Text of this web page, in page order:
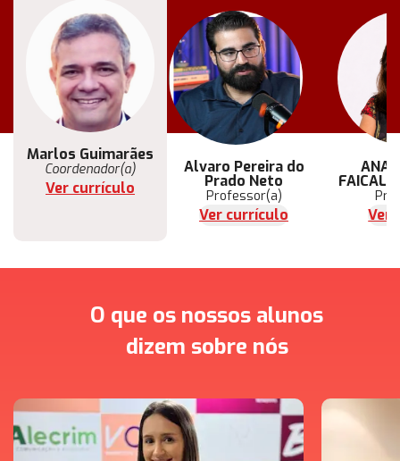
Marlos Guimarães
Coordenador(a)
Ver currículo
Alvaro Pereira do
Prado Neto
Professor(a)
Ver currículo
ANA
FAICAL
Ver
O que os nossos alunos
dizem sobre nós